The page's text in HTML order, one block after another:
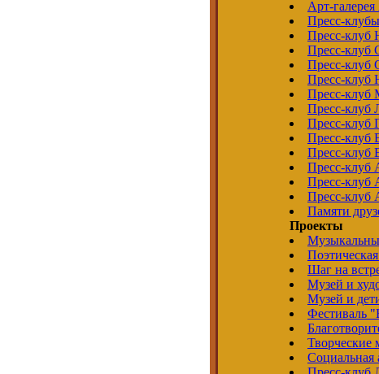
Арт-
Пресс-клубы
Пресс-клуб
Пресс-клуб
Пресс-клуб
Пресс-клуб
Пресс-клуб
Пресс-клуб
Пресс-клуб
Пресс-клуб
Пресс-клуб
Пресс-клуб
Пресс-клуб
Пресс-клуб
Памяти
Проекты
Шаг на
Музей и
Музей и
Фестиваль
Творческие
Социальная